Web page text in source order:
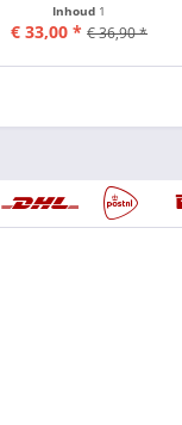
Inhoud 1
€ 33,00 * € 36,90 *